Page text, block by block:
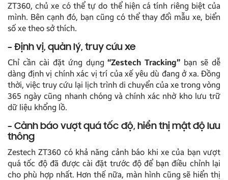
ZT360, chủ xe có thể tự do thể hiện cá tính riêng biệt của
mình. Bên cạnh đó, bạn cũng có thể thay đổi mẫu xe, biển
số xe theo sở thích.
– Định vị, quản lý, truy cứu xe
Chỉ cần cài đặt ứng dụng“Zestech Tracking” bạn sẽ dễ
dàng định vị chính xác vị trí của xế yêu dù đang ở xa. Đồng
thời, việc truy cứu lại lịch trình di chuyển của xe trong vòng
365 ngày cũng nhanh chóng và chính xác nhờ kho lưu trữ
dữ liệu khổng lồ.
– Cảnh báo vượt quá tốc độ, hiển thị mật độ lưu
thông
Zestech ZT360 có khả năng cảnh báo khi xe của bạn vượt
quá tốc độ đã được cài đặt trước độ để bạn điều chỉnh lại
cho phù hợp nhất. Hơn thế nữa, màn hình cũng sẽ hiển thị